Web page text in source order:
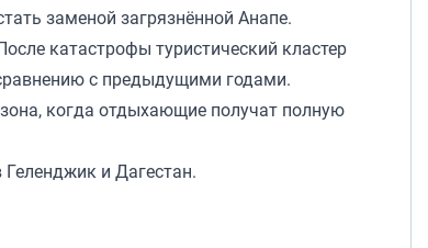
заменой загрязнённой Анапе.
катастрофы туристический кластер
с предыдущими годами.
когда отдыхающие получат полную
и Дагестан.